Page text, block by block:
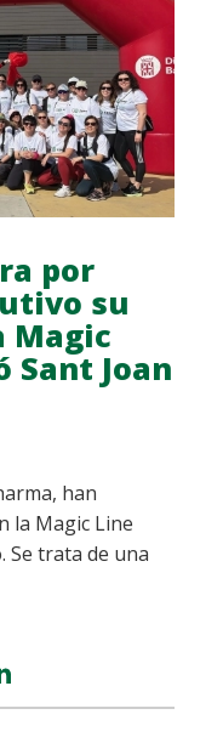
por
su
Magic
Sant Joan
han
la Magic Line
Se trata de una
share